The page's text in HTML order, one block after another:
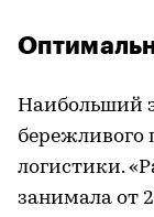
Наибольший
бережливого
логистики.
занимала от